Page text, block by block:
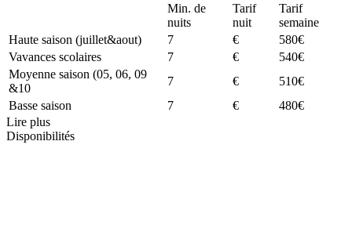
Min. de
nuits
Tarif
nuit
Tarif
semaine
Haute saison (juillet&aout)
7 €
580€
Vavances scolaires
7 €
540€
Moyenne saison (05, 06, 09
&10
7 €
510€
Basse saison
7 €
480€
Lire plus
Disponibilités